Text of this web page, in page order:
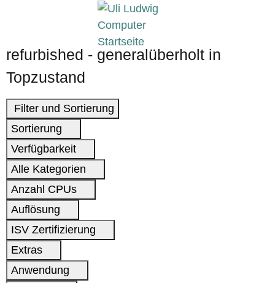
refurbished - generalüberholt in
Topzustand
Filter und Sortierung
Sortierung
Verfügbarkeit
Alle Kategorien
Anzahl CPUs
Auflösung
ISV Zertifizierung
Extras
Anwendung